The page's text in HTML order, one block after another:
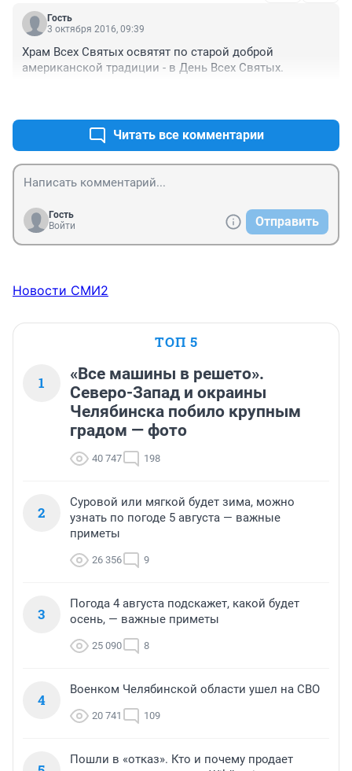
Гость
3 октября 2016, 09:39
Храм Всех Святых освятят по старой доброй
американской традиции - в День Всех Святых.
Читать все комментарии
Гость
Войти
Отправить
Новости СМИ2
ТОП 5
1
«Все машины в решето».
Северо-Запад и окраины
Челябинска побило крупным
градом — фото
40 747 198
2
Суровой или мягкой будет зима, можно
узнать по погоде 5 августа — важные
приметы
26 356 9
3
Погода 4 августа подскажет, какой будет
осень, — важные приметы
25 090 8
4
Военком Челябинской области ушел на СВО
20 741 109
Пошли в «отказ». Кто и почему продает